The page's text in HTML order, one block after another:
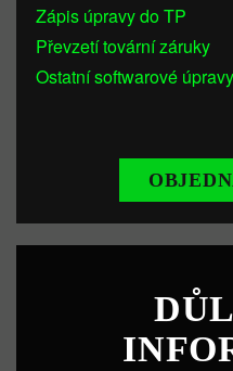
Zápis úpravy do TP
Převzetí tovární záruky
Ostatní softwarové úpravy